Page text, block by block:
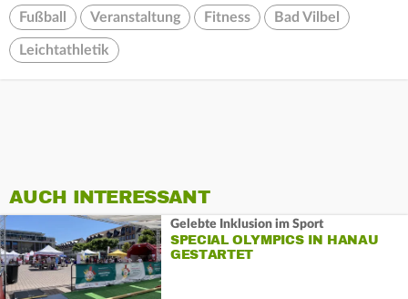
Fußball Veranstaltung Fitness Bad Vilbel
Leichtathletik
AUCH INTERESSANT
Gelebte Inklusion im Sport
SPECIAL OLYMPICS IN HANAU
GESTARTET